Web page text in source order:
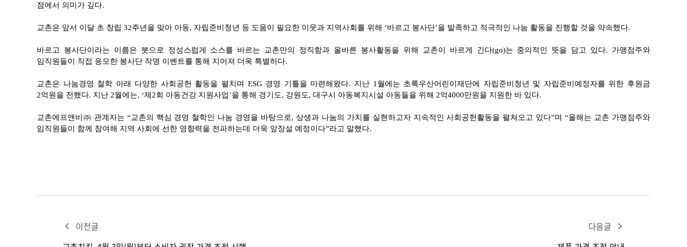
점에서 의미가 깊다.
교촌은 앞서 이달 초 창립 32주년을 맞아 아동, 자립준비청년 등 도움이 필요한 이웃과 지역사회를 위해 ‘바르고 봉사단’을 발족하고 적극적인 나눔 활동을 진행할 것을 약속했다.
바르고 봉사단이라는 이름은 붓으로 정성스럽게 소스를 바르는 교촌만의 정직함과 올바른 봉사활동을 위해 교촌이 바르게 간다(go)는 중의적인 뜻을 담고 있다. 가맹점주와
임직원들이 직접 응모한 봉사단 작명 이벤트를 통해 지어져 더욱 특별하다.
교촌은 나눔경영 철학 아래 다양한 사회공헌 활동을 펼치며 ESG 경영 기틀을 마련해왔다. 지난 1월에는 초록우산어린이재단에 자립준비청년 및 자립준비예정자를 위한 후원금
2억원을 전했다. 지난 2월에는, ‘제2회 아동건강 지원사업’을 통해 경기도, 강원도, 대구시 아동복지시설 아동들을 위해 2억4000만원을 지원한 바 있다.
교촌에프앤비㈜ 관계자는 “교촌의 핵심 경영 철학인 나눔 경영을 바탕으로, 상생과 나눔의 가치를 실현하고자 지속적인 사회공헌활동을 펼쳐오고 있다”며 “올해는 교촌 가맹점주와
임직원들이 함께 참여해 지역 사회에 선한 영향력을 전파하는데 더욱 앞장설 예정이다”라고 말했다.
이전글
다음글